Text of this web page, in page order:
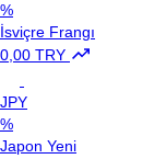
%
İsviçre Frangı
0,00 TRY
JPY
%
Japon Yeni